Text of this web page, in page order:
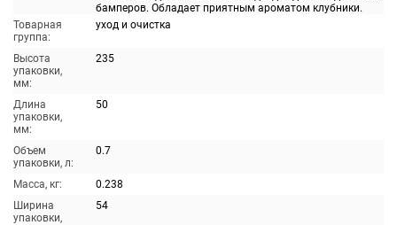
бамперов. Обладает приятным ароматом клубники.
Товарная
группа:
уход и очистка
Высота
упаковки,
мм:
235
Длина
упаковки,
мм:
50
Объем
упаковки, л:
0.7
Масса, кг:
0.238
Ширина
упаковки,
54